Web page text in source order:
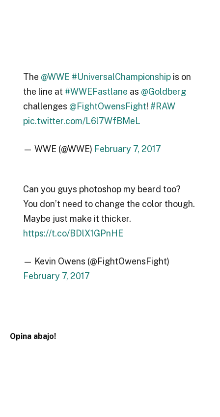
The @WWE #UniversalChampionshipis on
the line at #WWEFastlane as @Goldberg
challenges @FightOwensFight! #RAW
pic.twitter.com/L6l7WfBMeL
— WWE (@WWE) February 7, 2017
Can you guys photoshop my beard too?
You don’t need to change the color though.
Maybe just make it thicker.
https://t.co/BDlX1GPnHE
— Kevin Owens (@FightOwensFight)
February 7, 2017
Opina abajo!